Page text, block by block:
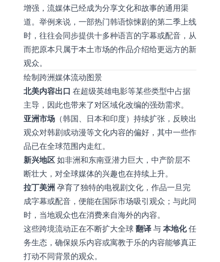
增强，流媒体已经成为分享文化和故事的通用渠
道。举例来说，一部热门韩语惊悚剧的第二季上线
时，往往会同步提供十多种语言的字幕或配音，从
而把原本只属于本土市场的作品介绍给更远方的新
观众。
绘制跨洲媒体流动图景
北美内容出口 在超级英雄电影等某些类型中占据
主导，因此也带来了对区域化改编的强劲需求。
亚洲市场 （韩国、日本和印度）持续扩张，反映出
观众对韩剧或动漫等文化内容的偏好，其中一些作
品已在全球范围内走红。
新兴地区如非洲和东南亚潜力巨大，中产阶层不
断壮大，对全球媒体的兴趣也在持续上升。
拉丁美洲 孕育了独特的电视剧文化，作品一旦完
成字幕或配音，便能在国际市场吸引观众；与此同
时，当地观众也在消费来自海外的内容。
这些跨境流动正在不断扩大全球翻译与本地化任
务生态，确保娱乐内容或寓教于乐的内容能够真正
打动不同背景的观众。